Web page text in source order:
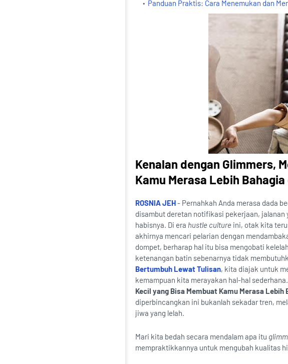
Panduan Praktis: Cara Menemukan dan
Kenalan dengan Glimmers,
Kamu Merasa Lebih
ROSNIA JEH- Pernahkah Anda merasa dada
disambut deretan notifikasi pekerjaan, jalanan
habisnya. Di era hustle culture ini, otak kita
akhirnya mencari pelarian dengan
dompet, berharap hal itu bisa mengobati
ketenangan batin sebenarnya tidak
Bertumbuh Lewat Tulisan, kita diajak untuk
kemampuan kita merayakan hal-hal
Kecil yang Bisa Membuat Kamu Merasa Lebih
diperbincangkan ini bukanlah sekadar tren,
jiwa yang lelah.
Mari kita bedah secara mendalam apa itu
mempraktikkannya untuk mengubah kualitas